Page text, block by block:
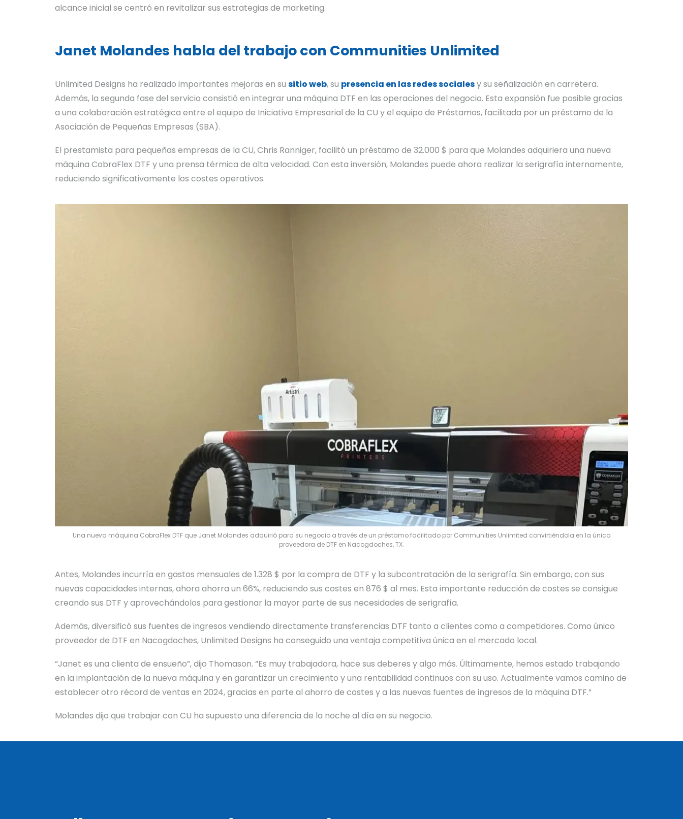
alcance inicial se centró en revitalizar sus estrategias de marketing.
Janet Molandes habla del trabajo con Communities Unlimited
Unlimited Designs ha realizado importantes mejoras en su sitio web, su presencia en las redes socialesy su señalización en carretera.
Además, la segunda fase del servicio consistió en integrar una máquina DTF en las operaciones del negocio. Esta expansión fue posible gracias
a una colaboración estratégica entre el equipo de Iniciativa Empresarial de la CU y el equipo de Préstamos, facilitada por un préstamo de la
Asociación de Pequeñas Empresas (SBA).
El prestamista para pequeñas empresas de la CU, Chris Ranniger, facilitó un préstamo de 32.000 $ para que Molandes adquiriera una nueva
máquina CobraFlex DTF y una prensa térmica de alta velocidad. Con esta inversión, Molandes puede ahora realizar la serigrafía internamente,
reduciendo significativamente los costes operativos.
Una nueva máquina CobraFlex DTF que Janet Molandes adquirió para su negocio a través de un préstamo facilitado por Communities Unlimited convirtiéndola en la única
proveedora de DTF en Nacogdoches, TX.
Antes, Molandes incurría en gastos mensuales de 1.328 $ por la compra de DTF y la subcontratación de la serigrafía. Sin embargo, con sus
nuevas capacidades internas, ahora ahorra un 66%, reduciendo sus costes en 876 $ al mes. Esta importante reducción de costes se consigue
creando sus DTF y aprovechándolos para gestionar la mayor parte de sus necesidades de serigrafía.
Además, diversificó sus fuentes de ingresos vendiendo directamente transferencias DTF tanto a clientes como a competidores. Como único
proveedor de DTF en Nacogdoches, Unlimited Designs ha conseguido una ventaja competitiva única en el mercado local.
“Janet es una clienta de ensueño”, dijo Thomason. “Es muy trabajadora, hace sus deberes y algo más. Últimamente, hemos estado trabajando
en la implantación de la nueva máquina y en garantizar un crecimiento y una rentabilidad continuos con su uso. Actualmente vamos camino de
establecer otro récord de ventas en 2024, gracias en parte al ahorro de costes y a las nuevas fuentes de ingresos de la máquina DTF.”
Molandes dijo que trabajar con CU ha supuesto una diferencia de la noche al día en su negocio.